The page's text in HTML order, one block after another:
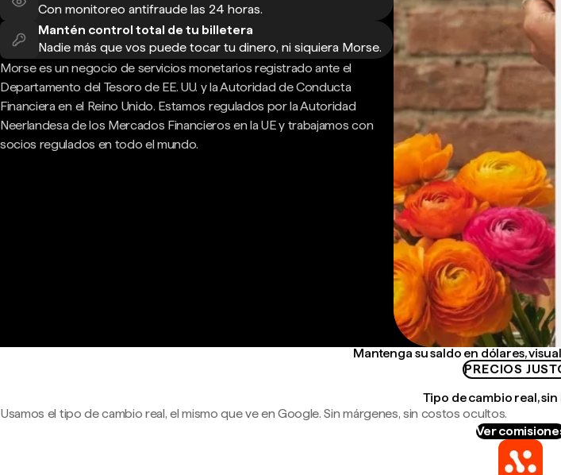
Con monitoreo antifraude las 24 horas.
Mantén control total de tu billetera
Nadie más que vos puede tocar tu dinero, ni siquiera Morse.
Morse es un negocio de servicios monetarios registrado ante el
Departamento del Tesoro de EE. UU. y la Autoridad de Conducta
Financiera en el Reino Unido. Estamos regulados por la Autoridad
Neerlandesa de los Mercados Financieros en la UE y trabajamos con
socios regulados en todo el mundo.
Mantenga su saldo en dólares,
PRECIOS
Tipo de cambio real,
Usamos el tipo de cambio real, el mismo que ve en Google. Sin márgenes, sin costos ocultos.
Ver